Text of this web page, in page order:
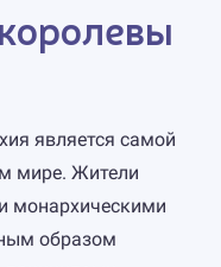
является самой
мире. Жители
монархическими
образом